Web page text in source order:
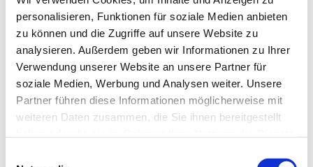
personalisieren, Funktionen für soziale Medien anbieten
zu können und die Zugriffe auf unsere Website zu
analysieren. Außerdem geben wir Informationen zu Ihrer
Verwendung unserer Website an unsere Partner für
soziale Medien, Werbung und Analysen weiter. Unsere
Partner führen diese Informationen möglicherweise mit
weiteren Daten zusammen, die Sie ihnen bereitgestellt